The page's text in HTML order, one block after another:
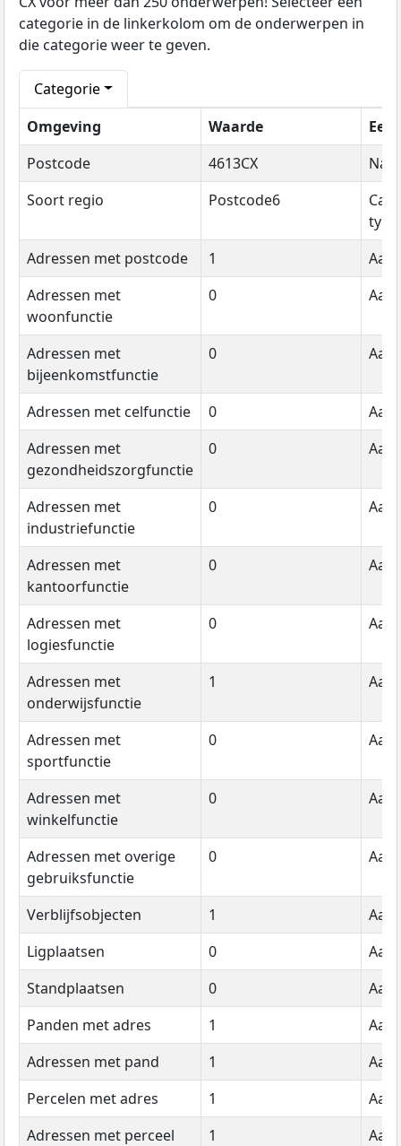
categorie in de linkerkolom om de onderwerpen in
die categorie weer te geven.
Categorie
Omgeving
Waarde
Postcode
4613CX
Soort regio
Postcode6
type
Adressen met postcode
1
Adressen met
woonfunctie
0
Adressen met
bijeenkomstfunctie
0
Adressen met celfunctie 0
Adressen met
gezondheidszorgfunctie
0
Adressen met
industriefunctie
0
Adressen met
kantoorfunctie
0
Adressen met
logiesfunctie
0
Adressen met
onderwijsfunctie
1
Adressen met
sportfunctie
0
Adressen met
winkelfunctie
0
Adressen met overige
gebruiksfunctie
0
Verblijfsobjecten 1
Ligplaatsen
0
Standplaatsen
0
Panden met adres
1
Adressen met pand
1
Percelen met adres
1
Adressen met perceel
1